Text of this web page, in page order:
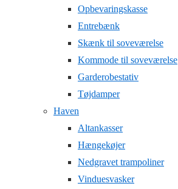
Opbevaringskasse
Entrebænk
Skænk til soveværelse
Kommode til soveværelse
Garderobestativ
Tøjdamper
Haven
Altankasser
Hængekøjer
Nedgravet trampoliner
Vinduesvasker